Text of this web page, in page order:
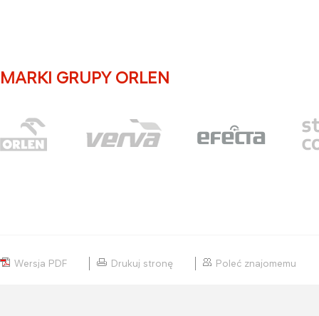
MARKI GRUPY ORLEN
Wersja PDF Drukuj stronę Poleć znajomemu